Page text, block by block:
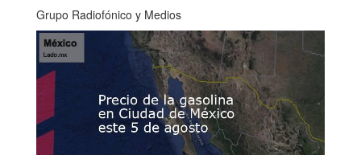
Grupo Radiofónico y Medios